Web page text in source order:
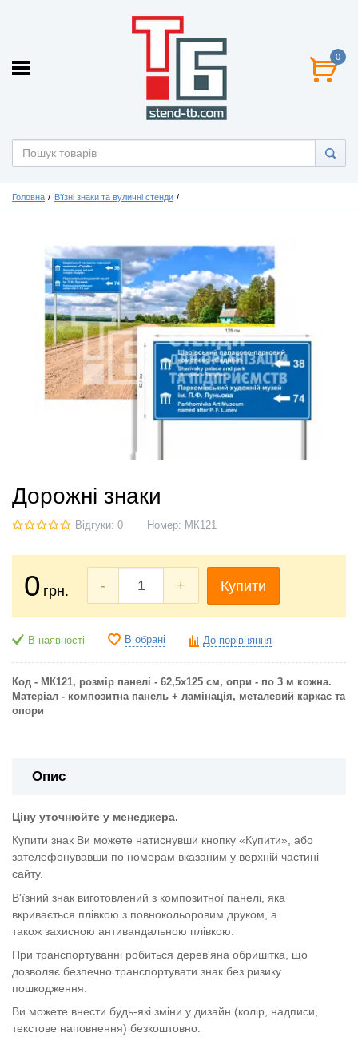
0
Головна В'їзні знаки та вуличні стенди
Дорожні знаки
Відгуки: 0 Номер: МК121
0 грн. - + Купити
В наявності В обрані До порівняння
Код - МК121, розмір панелі - 62,5х125 см, опри - по 3 м кожна.
Матеріал - композитна панель + ламінація, металевий каркас та
опори
Опис
Ціну уточнюйте у менеджера.
Купити знак Ви можете натиснувши кнопку «Купити», або
зателефонувавши по номерам вказаним у верхній частині
сайту.
В'їзний знак виготовлений з композитної панелі, яка
вкривається плівкою з повнокольоровим друком, а
також захисною антивандальною плівкою.
При транспортуванні робиться дерев'яна обришітка, що
дозволяє безпечно транспортувати знак без ризику
пошкодження.
Ви можете внести будь-які зміни у дизайн (колір, надписи,
текстове наповнення) безкоштовно.